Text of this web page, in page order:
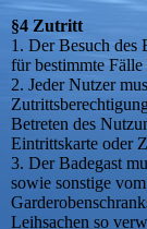
§4 Zutritt
1. Der Besuch des
für bestimmte
2. Jeder Nutzer
Betreten des
Eintrittskarte oder
3. Der Badegast
sowie sonstige
Leihsachen so